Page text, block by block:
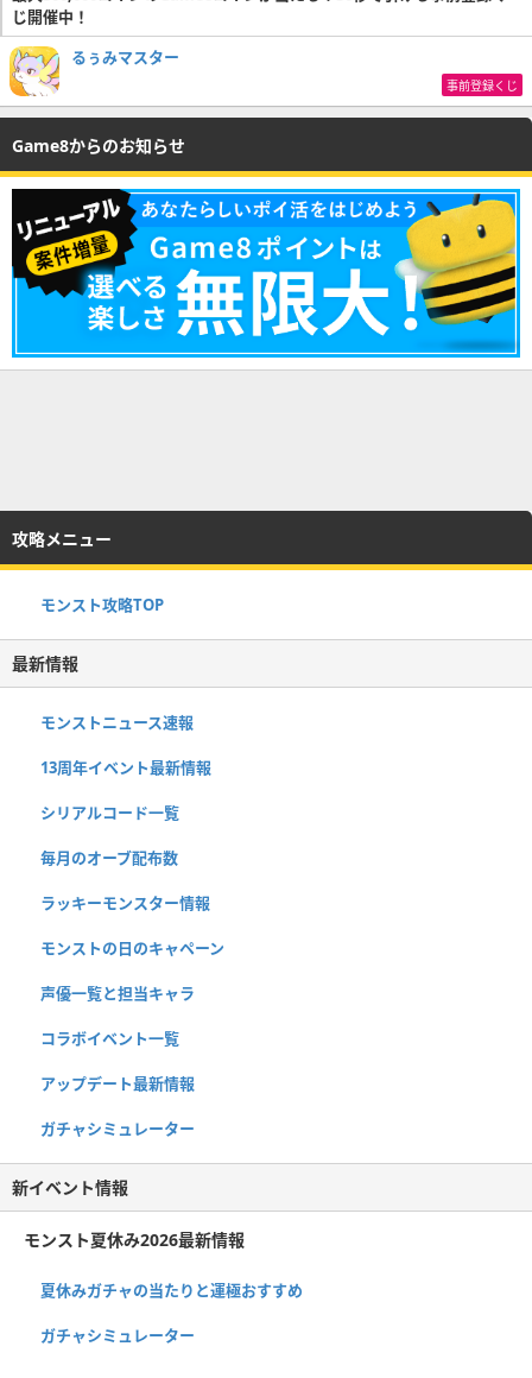
じ開催中！
るぅみマスター
事前登録くじ
Game8からのお知らせ
攻略メニュー
モンスト攻略TOP
最新情報
モンストニュース速報
13周年イベント最新情報
シリアルコード一覧
毎月のオーブ配布数
ラッキーモンスター情報
モンストの日のキャペーン
声優一覧と担当キャラ
コラボイベント一覧
アップデート最新情報
ガチャシミュレーター
新イベント情報
モンスト夏休み2026最新情報
夏休みガチャの当たりと運極おすすめ
ガチャシミュレーター